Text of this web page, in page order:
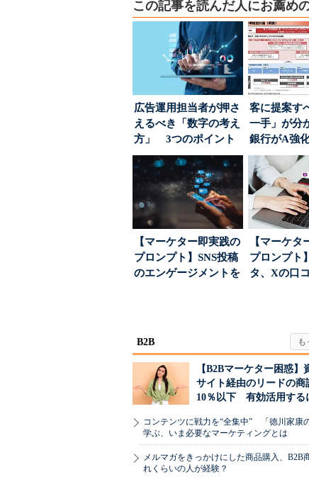
この記事を読んだ人にお薦め
広告運用担当者が押さ
えるべき「数字の考え
方」 3つのポイント
とは
客に提案す
一手」が
銀行がA強
る“One to
【マーケター即実践の
プロンプト】SNS投稿
のエンゲージメントを
【マーケタ
プロンプト
タ、Xの口
B2B
【B2Bマーケター困惑】
サイト経由のリードの商
10％以下 有効活用する
コンテンツに戦力を“全集中” 「徳川家康
学ぶ、いま必要なマーケティングとは
メルマガをきっかけにした商品購入、B2B
れくらいの人が経験？